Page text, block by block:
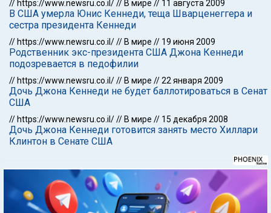
// https://www.newsru.co.il/// В мире // 11 августа 2009
В США умерла Юнис Кеннеди, теща Шварценеггера и
сестра президента Кеннеди
// https://www.newsru.co.il/// В мире // 19 июня 2009
Родственник экс-президента США Джона Кеннеди
подозревается в педофилии
// https://www.newsru.co.il/// В мире //22 января 2009
Дочь Джона Кеннеди не будет баллотироваться в Сенат
США
// https://www.newsru.co.il/// В мире // 15 декабря 2008
Дочь Джона Кеннеди готовится занять место Хиллари
Клинтон в Сенате США